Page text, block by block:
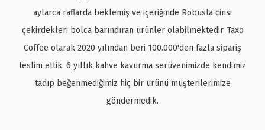
aylarca raflarda beklemiş ve içeriğinde Robusta cinsi
çekirdekleri bolca barındıran ürünler olabilmektedir. Taxo
Coffee olarak 2020 yılından beri 100.000'den fazla sipariş
teslim ettik. 6 yıllık kahve kavurma serüvenimizde kendimiz
tadıp beğenmediğimiz hiç bir ürünü müşterilerimize
göndermedik.